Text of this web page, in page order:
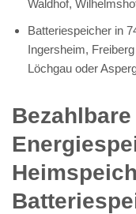
Waldhof,
Batteriespeicher in
Ingersheim,
Löchgau oder